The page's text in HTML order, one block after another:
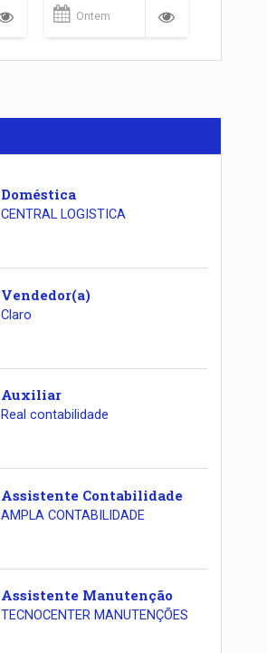
Ontem
Doméstica
CENTRAL LOGISTICA
Vendedor(a)
Claro
Auxiliar
Real contabilidade
Assistente Contabilidade
AMPLA CONTABILIDADE
Assistente Manutenção
TECNOCENTER MANUTENÇÕES